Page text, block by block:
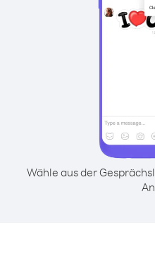
Wähle aus der